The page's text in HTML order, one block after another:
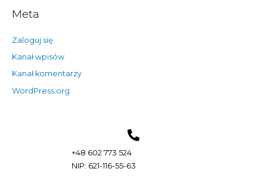
Meta
Zaloguj się
Kanał wpisów
Kanał komentarzy
WordPress.org
+48 602 773 524
NIP: 621-116-55-63